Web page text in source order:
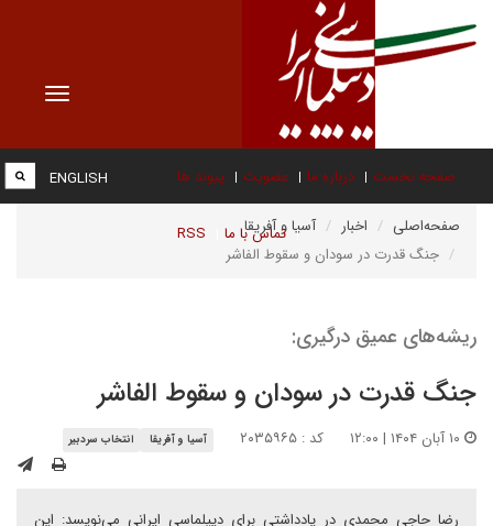
Toggle
صفحه نخست درباره ما عضویت پیوند ها
تماس با ما RSS
ENGLISH
صفحه‌اصلی اخبار
آسیا و آفریقا
جنگ قدرت در سودان و سقوط الفاشر
ریشه‌های عمیق درگیری:
جنگ قدرت در سودان و سقوط الفاشر
کد : ۲۰۳۵۹۶۵ آسیا و آفریقا انتخاب سردبیر
رضا حاجی محمدی در یادداشتی برای دیپلماسی ایرانی می‌نویسد: این